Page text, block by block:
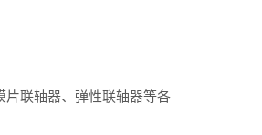
片联轴器、弹性联轴器等各